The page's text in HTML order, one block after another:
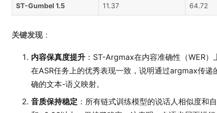
ST-Gumbel 1.5 11.37 64.72
关键发现：
内容保真度提升 ：ST-Argmax在内容准确性（WER
在ASR任务上的优秀表现一致，说明通过argmax传递
确的文本-语义映射。
音质保持稳定 ：所有链式训练模型的说话人相似度和